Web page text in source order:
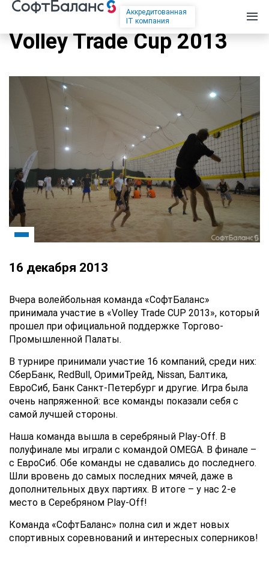
Аккредитованная
IT компания
Volley Trade Cup 2013
16 декабря 2013
Вчера волейбольная команда «СофтБаланс»
принимала участие в «Volley Trade CUP 2013», который
прошел при официальной поддержке Торгово-
Промышленной Палаты.
В турнире принимали участие 16 компаний, среди них:
СберБанк, RedBull, ОримиТрейд, Nissan, Балтика,
ЕвроСиб, Банк Санкт-Петербург и другие. Игра была
очень напряженной: все команды показали себя с
самой лучшей стороны.
Наша команда вышла в серебряный Play-Off. В
полуфинале мы играли с командой OMEGA. В финале –
с ЕвроСиб. Обе команды не сдавались до последнего.
Шли вровень до самых последних мячей, даже в
дополнительных двух партиях. В итоге – у нас 2-е
место в Серебряном Play-Off!
Команда «СофтБаланс» полна сил и ждет новых
спортивных соревнований и интересных соперников!